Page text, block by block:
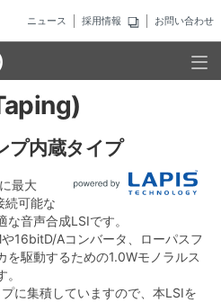
ニュース 採用情報 お問い合わせ
プ内蔵タイプ
最大
続可能な
音声合成LSIです。
16bitD/Aコンバータ、ローパスフ
を駆動するための1.0Wモノラルス
に集積していますので、本LSIを